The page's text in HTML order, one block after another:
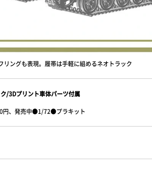
ングも表現。履帯は手軽に組めるネオトラック
/3Dプリント車体パーツ付属
円、発売中●1/72●プラキット